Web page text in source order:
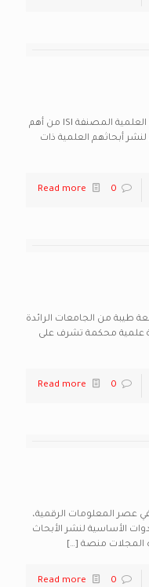
المجلات العلمية المصنفة ISI تُعد المجلات العلمية المصنفة ISI من أهم
لنشر أبحاثهم العلمية ذات
0
Read more
طيبة من الجامعات الرائدة
علمية محكمة تشرف على
0
Read more
عصر المعلومات الرقمية،
الأساسية لنشر الأبحاث
المجلات منصة […]
0
Read more